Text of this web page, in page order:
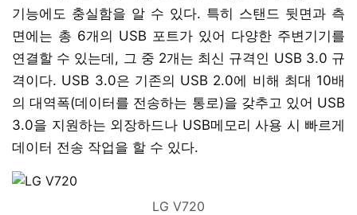
기능에도 충실함을 알 수 있다. 특히 스탠드 뒷면과 측
면에는 총 6개의 USB 포트가 있어 다양한 주변기기를
연결할 수 있는데, 그 중 2개는 최신 규격인 USB 3.0 규
격이다. USB 3.0은 기존의 USB 2.0에 비해 최대 10배
의 대역폭(데이터를 전송하는 통로)을 갖추고 있어 USB
3.0을 지원하는 외장하드나 USB메모리 사용 시 빠르게
데이터 전송 작업을 할 수 있다.
LG V720